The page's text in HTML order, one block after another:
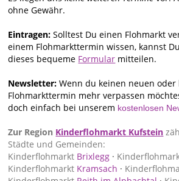
ohne Gewähr.
Eintragen:Solltest Du einen Flohmarkt
einem Flohmarkttermin wissen, kannst
dieses bequeme Formular mitteilen.
Newsletter: Wenn du keinen neuen
Flohmarkttermin mehr verpassen
doch einfach bei unserem kostenlosen
Zur Region Kinderflohmarkt Kufstein
Städte und Gemeinden:
Kinderflohmarkt Brixlegg ·
Kinderflohmarkt Kramsach ·